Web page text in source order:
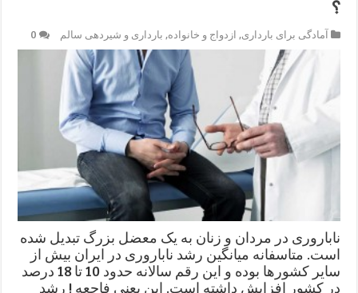
؟
آمادگی برای بارداری, ازدواج و خانواده, بارداری و شیردهی سالم 0
ناباروری در مردان و زنان به یک معضل بزرگ تبدیل شده
است. متاسفانه میانگین رشد ناباروری در ایران بیش از
سایر کشورها بوده و این رقم سالانه حدود 10 تا 18 درصد
در کشور افزایش داشته است. این یعنی فاجعه ! رشد